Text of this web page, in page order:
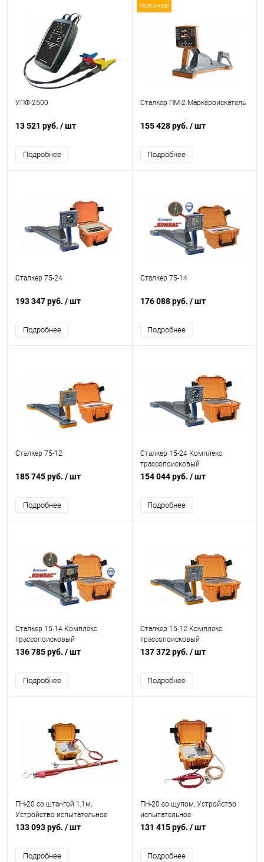
УПФ-2500
13 521 руб. / шт
Подробнее
Новинка!
Сталкер ПМ-2 Маркероискатель
155 428 руб. / шт
Подробнее
Сталкер 75-24
193 347 руб. / шт
Подробнее
Сталкер 75-14
176 088 руб. / шт
Подробнее
Сталкер 75-12
185 745 руб. / шт
Подробнее
Сталкер 15-24 Комплекс
трассопоисковый
154 044 руб. / шт
Подробнее
Сталкер 15-14 Комплекс
трассопоисковый
136 785 руб. / шт
Подробнее
Сталкер 15-12 Комплекс
трассопоисковый
137 372 руб. / шт
Подробнее
ПН-20 со штангой 1,1м,
Устройство испытательное
133 093 руб. / шт
Подробнее
ПН-20 cо щупом, Устройство
испытательное
131 415 руб. / шт
Подробнее